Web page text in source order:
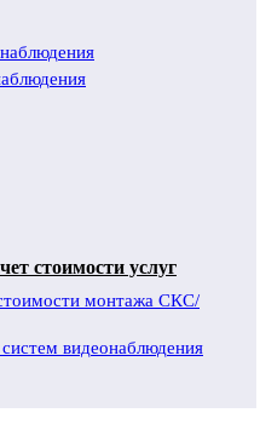
стоимости услуг
монтажа СКС/
видеонаблюдения